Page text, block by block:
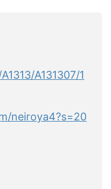
A131307/1
neiroya4?s=20